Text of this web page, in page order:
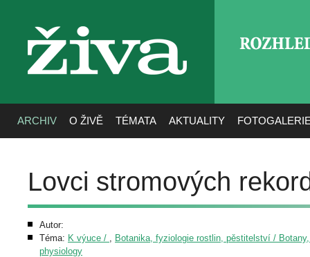
živa
ARCHIV O ŽIVĚ TÉMATA AKTUALITY
Lovci stromových
Autor:
Téma: K výuce / , Botanika, fyziologie rostlin, pěstitelství /
physiology